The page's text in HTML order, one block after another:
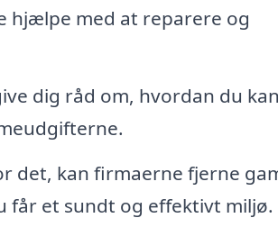
hjælpe med at reparere og
dig råd om, hvordan du kan
det, kan firmaerne fjerne
får et sundt og effektivt miljø.